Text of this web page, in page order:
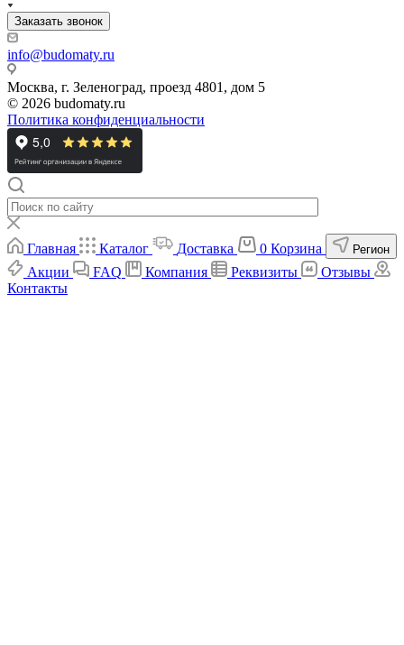
Заказать звонок
info@budomaty.ru
Москва, г. Зеленоград, проезд 4801, дом 5
© 2026 budomaty.ru
Политика конфиденциальности
Главная Каталог Доставка 0 Корзина Регион
Акции FAQ Компания Реквизиты
Отзывы
Контакты